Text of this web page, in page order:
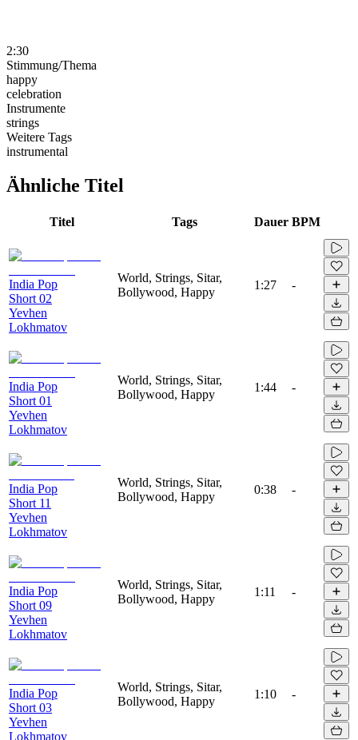
2:30
Stimmung/Thema
happy
celebration
Instrumente
strings
Weitere Tags
instrumental
Ähnliche Titel
Titel Tags Dauer BPM
India Pop
Short 02
Yevhen
Lokhmatov
World, Strings, Sitar,
Bollywood, Happy
1:27 -
India Pop
Short 01
Yevhen
Lokhmatov
World, Strings, Sitar,
Bollywood, Happy
1:44 -
India Pop
Short 11
Yevhen
Lokhmatov
World, Strings, Sitar,
Bollywood, Happy
0:38 -
India Pop
Short 09
Yevhen
Lokhmatov
World, Strings, Sitar,
Bollywood, Happy
1:11 -
India Pop
Short 03
Yevhen
Lokhmatov
World, Strings, Sitar,
Bollywood, Happy
1:10 -